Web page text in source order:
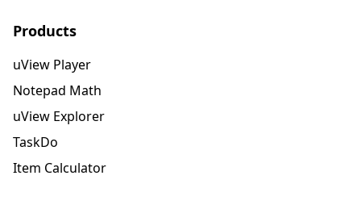
Products
uView Player
Notepad Math
uView Explorer
TaskDo
Item Calculator